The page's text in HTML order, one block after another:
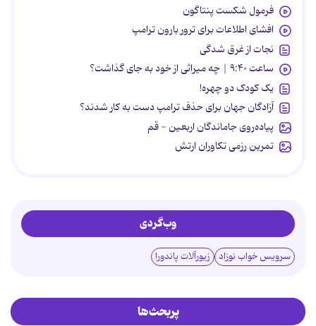
فرمول شکست پنتاگون
افشای اطلاعات برای ترور بارون ترامپ
نجات از غرق شدگی
ساعت ۹:۴۰ | چه میراثی از خود به جای گذاشت؟
یک کودک دو چهره!
آزادگان جهان برای حذف ترامپ دست به کار شدند؟
پیاده‌روی جاماندگان اربعین - قم
تمرین رزمی تکاوران ارتش
وب‌گردی
سرویس خواب نوزاد زیورآلات پاندورا
پربحث‌ها